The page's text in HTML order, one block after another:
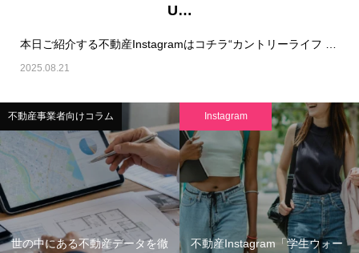
U…
2025.08.21
不動産事業者向けコラム
世の中にある不動産データを徹
Instagram
不動産Instagram「学生ウォー